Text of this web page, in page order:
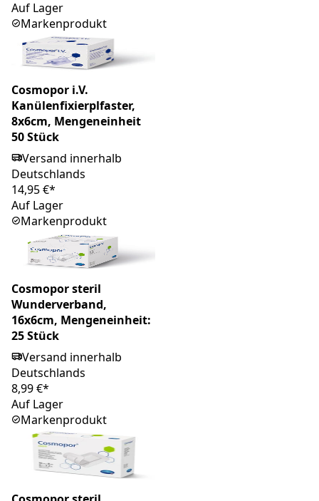
Auf Lager
Markenprodukt
Cosmopor i.V.
Kanülenfixierplfaster,
8x6cm, Mengeneinheit
50 Stück
Versand innerhalb
Deutschlands
14,95 €*
Auf Lager
Markenprodukt
Cosmopor steril
Wunderverband,
16x6cm, Mengeneinheit:
25 Stück
Versand innerhalb
Deutschlands
8,99 €*
Auf Lager
Markenprodukt